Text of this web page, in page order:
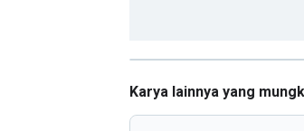
Karya lainnya yang